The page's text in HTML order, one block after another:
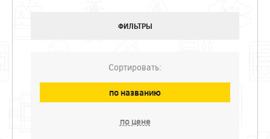
ФИЛЬТРЫ
Сортировать:
по названию
по цене